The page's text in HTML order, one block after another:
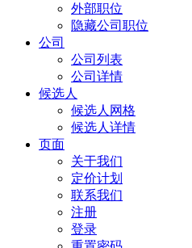
外部职位
隐藏公司职位
公司
公司列表
公司详情
候选人
候选人网格
候选人详情
页面
关于我们
定价计划
联系我们
注册
登录